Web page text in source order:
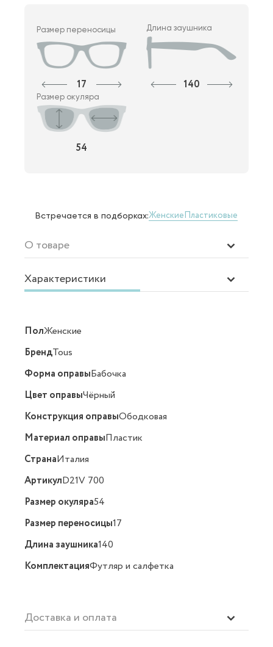
Размер переносицы
17
Длина заушника
140
Размер окуляра
54
Встречается в подборках:ЖенскиеПластиковые
О товаре
Характеристики
ПолЖенские
БрендTous
Форма оправыБабочка
Цвет оправыЧёрный
Конструкция оправыОбодковая
Материал оправыПластик
СтранаИталия
АртикулD21V 700
Размер окуляра54
Размер переносицы17
Длина заушника140
КомплектацияФутляр и салфетка
Доставка и оплата